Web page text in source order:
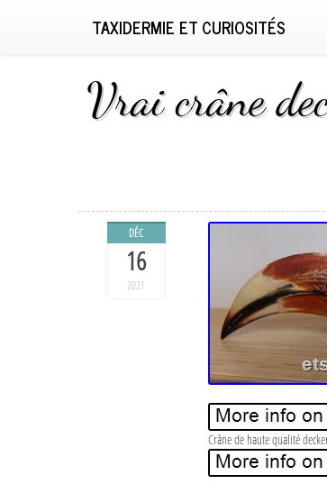
TAXIDERMIE ET CURIOSITÉS
Vrai crâne
DÉC
16
2021
Crâne de haute qualité